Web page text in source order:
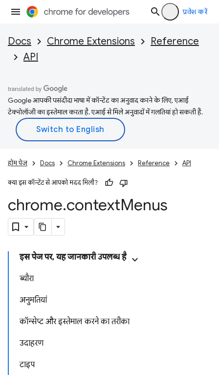
प्रवेश करें
Docs Chrome Extensions
Reference
API
Google आपकी पसंदीदा भाषा में कॉन्टेंट का अनुवाद करने के लिए, एआई
टेक्नोलॉजी का इस्तेमाल करता है. एआई से मिले अनुवादों में गलतियां हो सकती हैं.
होम पेज Docs Chrome Extensions Reference API
क्या इस कॉन्टेंट से आपको मदद मिली?
chrome.contextMenus
इस पेज पर, यह जानकारी उपलब्ध है
ब्यौरा
अनुमतियां
कॉन्सेप्ट और इस्तेमाल करने का तरीका
उदाहरण
टाइप